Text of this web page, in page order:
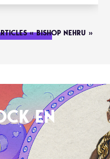
« BISHOP NEHRU »
EN